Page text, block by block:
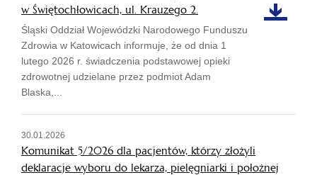
w Świętochłowicach, ul. Krauzego 2.
Śląski Oddział Wojewódzki Narodowego Funduszu
Zdrowia w Katowicach informuje, że od dnia 1
lutego 2026 r. świadczenia podstawowej opieki
zdrowotnej udzielane przez podmiot Adam
Blaska,...
30.01.2026
Komunikat 5/2026 dla pacjentów, którzy złożyli
deklaracje wyboru do lekarza, pielęgniarki i położnej